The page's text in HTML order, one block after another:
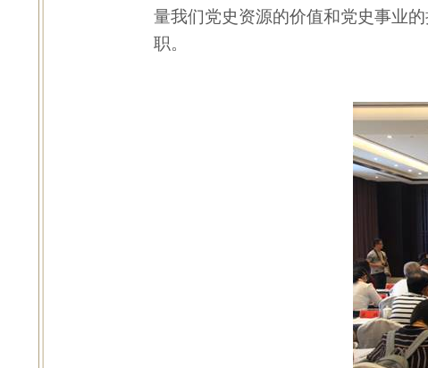
量我们党史资源的价值和党史事业
职。